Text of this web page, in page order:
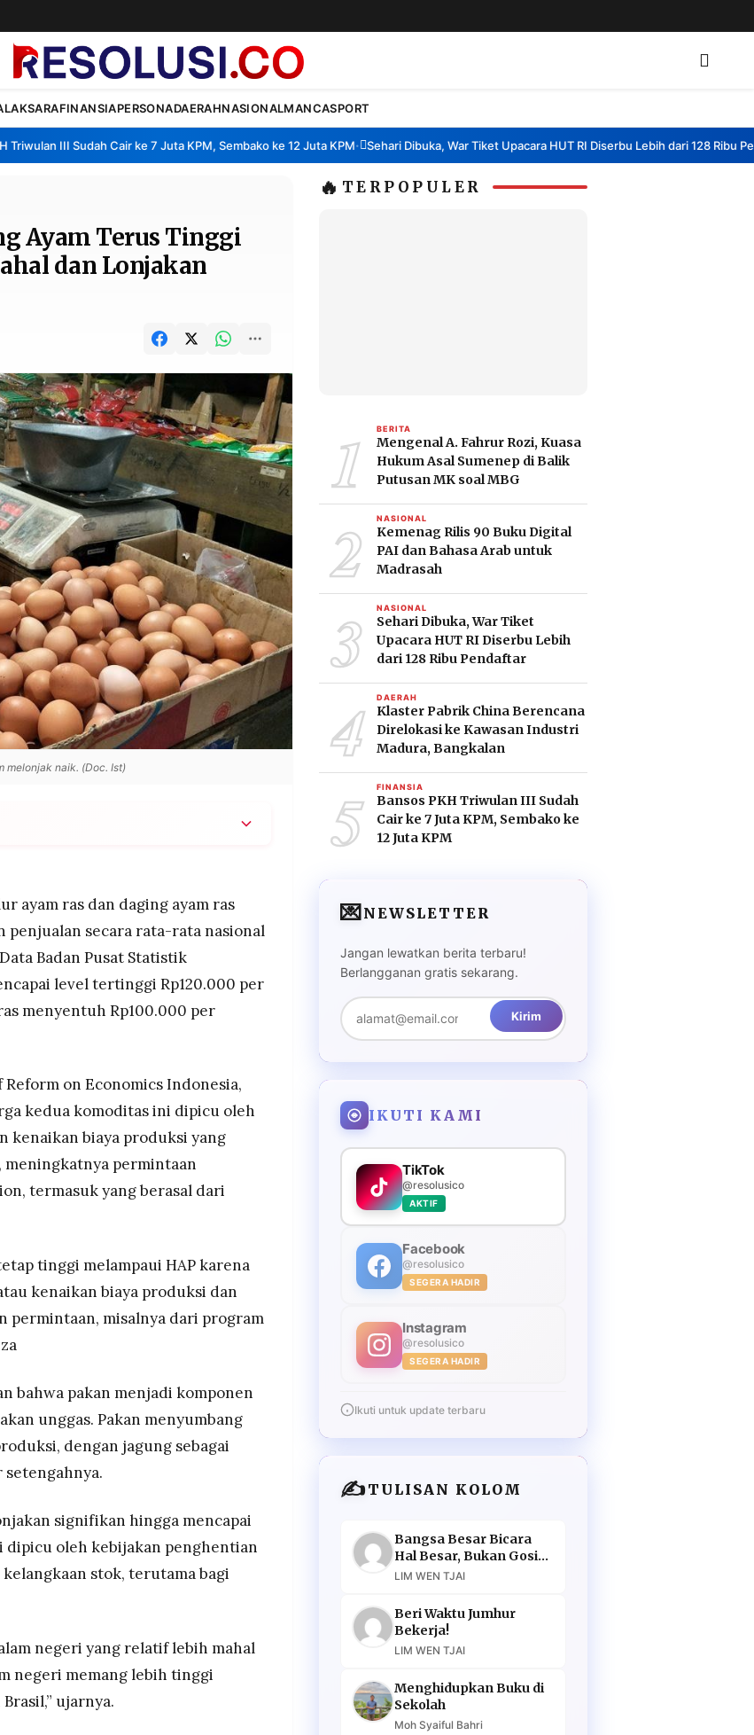
AKSARAFINANSIAPERSONADAERAHNASIONALMANCASPORT
III Sudah Cair ke 7 Juta KPM, Sembako ke 12 Juta KPM• Sehari Dibuka, War Tiket Upacara HUT RI Diserbu Lebih dari 128 Ribu
Ayam Terus Tinggi
dan Lonjakan
melonjak naik. (Doc. Ist)
domestik yang dua kali lipat lebih mahal
MBG karena sistem pembayaran tunai
terbatas dan harga di
ayam ras dan daging ayam ras
penjualan secara rata-rata nasional
Badan Pusat Statistik
level tertinggi Rp120.000 per
menyentuh Rp100.000 per
on Economics Indonesia,
kedua komoditas ini dipicu oleh
kenaikan biaya produksi yang
permintaan
termasuk yang berasal dari
tinggi melampaui HAP karena
kenaikan biaya produksi dan
permintaan, misalnya dari program
bahwa pakan menjadi komponen
unggas. Pakan menyumbang
dengan jagung sebagai
setengahnya.
signifikan hingga mencapai
dipicu oleh kebijakan penghentian
stok, terutama bagi
negeri yang relatif lebih mahal
negeri memang lebih tinggi
ujarnya.
🔥 TERPOPULER
1 BERITA
Mengenal A. Fahrur Rozi, Kuasa
Hukum Asal Sumenep di Balik
Putusan MK soal MBG
2 NASIONAL
Kemenag Rilis 90 Buku Digital
PAI dan Bahasa Arab untuk
Madrasah
3 NASIONAL
Sehari Dibuka, War Tiket
Upacara HUT RI Diserbu Lebih
dari 128 Ribu Pendaftar
4 DAERAH
Klaster Pabrik China Berencana
Direlokasi ke Kawasan Industri
Madura, Bangkalan
5 FINANSIA
Bansos PKH Triwulan III Sudah
Cair ke 7 Juta KPM, Sembako ke
12 Juta KPM
💌NEWSLETTER
Jangan lewatkan berita terbaru!
Berlangganan gratis sekarang.
Kirim
IKUTI KAMI
TikTok
@resolusico
AKTIF
Facebook
@resolusico
SEGERA HADIR
Instagram
@resolusico
SEGERA HADIR
Ikuti untuk update terbaru
✍️TULISAN KOLOM
Bangsa Besar Bicara
Hal Besar, Bukan Gosip
Murahan
LIM WEN TJAI
Beri Waktu Jumhur
Bekerja!
LIM WEN TJAI
Menghidupkan Buku di
Sekolah
Moh Syaiful Bahri